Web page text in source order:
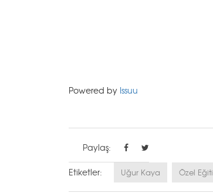
Powered by Issuu
Paylaş:
Etiketler: Uğur Kaya Özel